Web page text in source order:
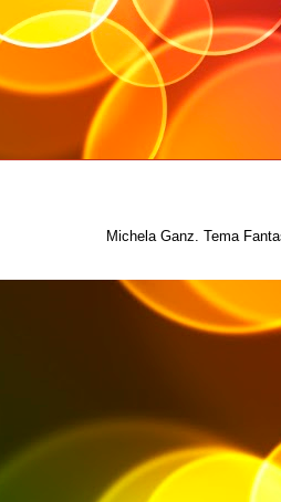
Michela Ganz. Tema